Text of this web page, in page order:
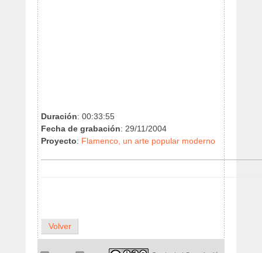
Duración: 00:33:55
Fecha de grabación: 29/11/2004
Proyecto: Flamenco, un arte popular moderno
Volver